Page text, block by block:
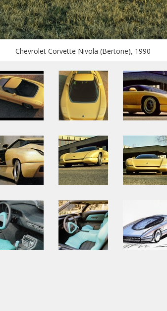
Chevrolet Corvette Nivola (Bertone), 1990